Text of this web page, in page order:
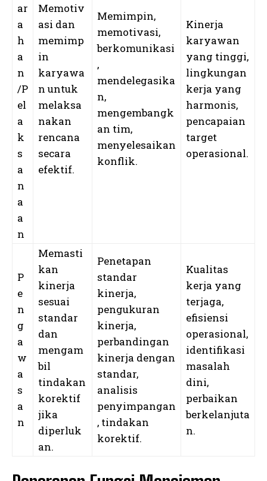
ar
a
h
a
n
/P
el
a
k
s
a
n
a
a
n
Memotiv
asi dan
memimp
in
karyawa
n untuk
melaksa
nakan
rencana
secara
efektif.
Memimpin,
memotivasi,
berkomunikasi
,
mendelegasika
n,
mengembangk
an tim,
menyelesaikan
konflik.
Kinerja
karyawan
yang tinggi,
lingkungan
kerja yang
harmonis,
pencapaian
target
operasional.
P
e
n
g
a
w
a
s
a
n
Memasti
kan
kinerja
sesuai
standar
dan
mengam
bil
tindakan
korektif
jika
diperluk
an.
Penetapan
standar
kinerja,
pengukuran
kinerja,
perbandingan
kinerja dengan
standar,
analisis
penyimpangan
, tindakan
korektif.
Kualitas
kerja yang
terjaga,
efisiensi
operasional,
identifikasi
masalah
dini,
perbaikan
berkelanjuta
n.